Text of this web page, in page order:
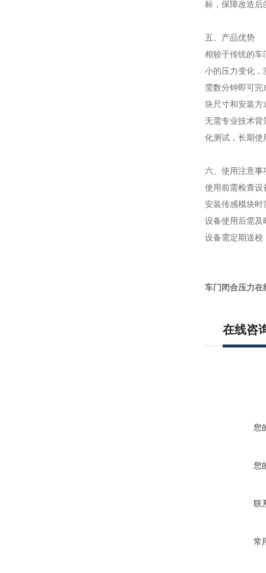
标，保障改造后
五、产品优势
相较于传统的车
小的压力变化，
需数分钟即可
块尺寸和安装方
无需专业技术背
化测试，长期使
六、使用注意事
使用前需检查设
安装传感模块时
设备使用后需及
设备需定期送校
车门闭合压力在
在线咨
您
您
联
常